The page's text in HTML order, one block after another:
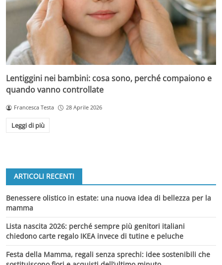
Lentiggini nei bambini: cosa sono, perché compaiono e
quando vanno controllate
Francesca Testa 28 Aprile 2026
Leggi di più
ARTICOLI RECENTI
Benessere olistico in estate: una nuova idea di bellezza per la
mamma
Lista nascita 2026: perché sempre più genitori italiani
chiedono carte regalo IKEA invece di tutine e peluche
Festa della Mamma, regali senza sprechi: idee sostenibili che